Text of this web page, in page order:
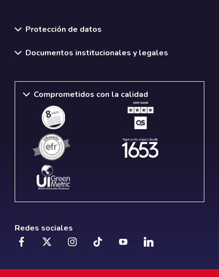
Protección de datos
Documentos institucionales y legales
Comprometidos con la calidad
Redes sociales